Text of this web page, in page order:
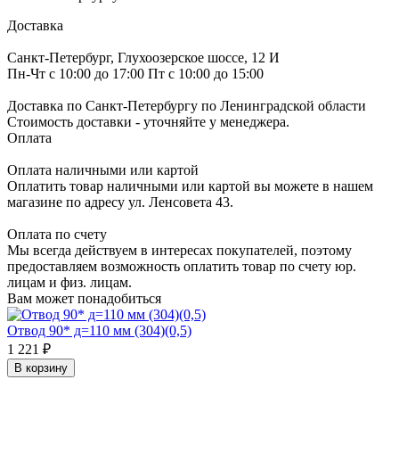
Доставка
Санкт-Петербург, Глухоозерское шоссе, 12 И
Пн-Чт с 10:00 до 17:00 Пт с 10:00 до 15:00
Доставка по Санкт-Петербургу по Ленинградской области
Стоимость доставки - уточняйте у менеджера.
Оплата
Оплата наличными или картой
Оплатить товар наличными или картой вы можете в нашем
магазине по адресу ул. Ленсовета 43.
Оплата по счету
Мы всегда действуем в интересах покупателей, поэтому
предоставляем возможность оплатить товар по счету юр.
лицам и физ. лицам.
Вам может понадобиться
Отвод 90* д=110 мм (304)(0,5)
1 221 ₽
В корзину